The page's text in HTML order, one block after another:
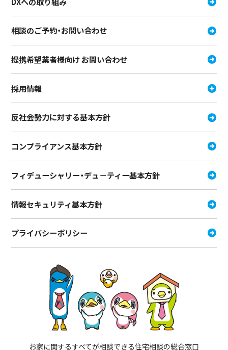
相談のご予約・お問い合わせ
提携希望業者様向け お問い合わせ
採用情報
反社会勢力に対する基本方針
コンプライアンス基本方針
フィデューシャリー・デュ－ティー基本方針
情報セキュリティ基本方針
プライバシーポリシー
お家に関するすべてが相談できる住宅相談の総合窓口